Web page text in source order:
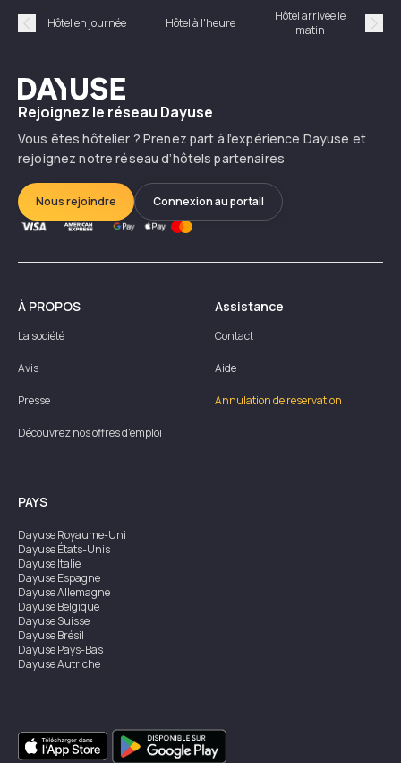
Précédent
Hôtel en journée Hôtel à l'heure
Hôtel arrivée le
matin
Dayuse
Rejoignez le réseau Dayuse
Vous êtes hôtelier ? Prenez part à l’expérience Dayuse et
rejoignez notre réseau d’hôtels partenaires
Nous rejoindre Connexion au portail
À PROPOS
La société
Avis
Presse
Découvrez nos offres d'emploi
Assistance
Contact
Aide
Annulation de réservation
PAYS
DayuseRoyaume-Uni
DayuseÉtats-Unis
DayuseItalie
DayuseEspagne
DayuseAllemagne
DayuseBelgique
DayuseSuisse
DayuseBrésil
DayusePays-Bas
DayuseAutriche
DayuseSingapour
DayuseSuède